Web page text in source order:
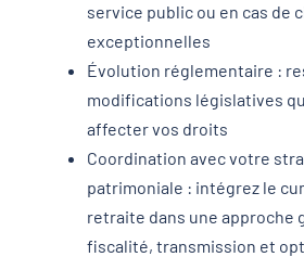
service public ou en cas de
exceptionnelles
Évolution réglementaire :
modifications législatives
affecter vos droits
Coordination avec votre
patrimoniale : intégrez le
retraite dans une approche
fiscalité, transmission et